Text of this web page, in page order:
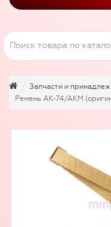
Запчасти и
Ремень АК-74/АКМ